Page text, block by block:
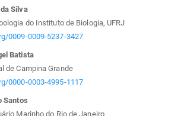
Silva
do Instituto de Biologia, UFRJ
0009-0009-5237-3427
Batista
de Campina Grande
0000-0003-4995-1117
Santos
Marinho do Rio de Janeiro